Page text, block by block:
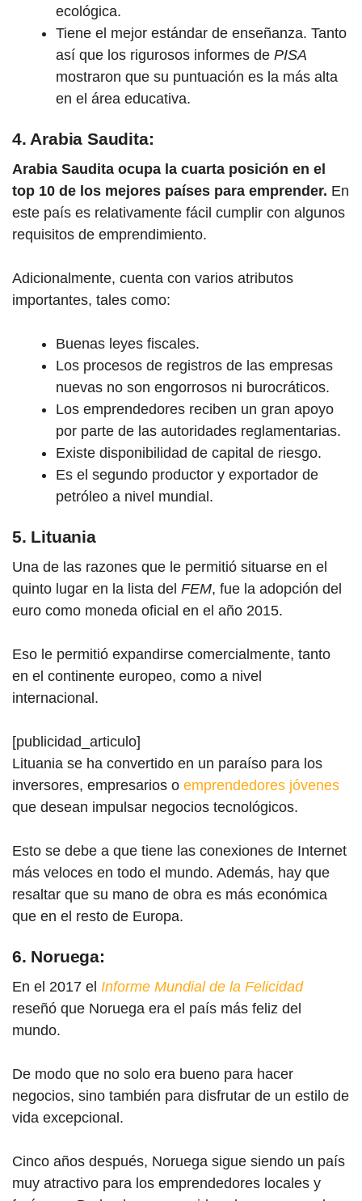
ecológica.
Tiene el mejor estándar de enseñanza. Tanto
así que los rigurosos informes de PISA
mostraron que su puntuación es la más alta
en el área educativa.
4. Arabia Saudita:
Arabia Saudita ocupa la cuarta posición en el
top 10 de los mejores países para emprender. En
este país es relativamente fácil cumplir con algunos
requisitos de emprendimiento.
Adicionalmente, cuenta con varios atributos
importantes, tales como:
Buenas leyes fiscales.
Los procesos de registros de las empresas
nuevas no son engorrosos ni burocráticos.
Los emprendedores reciben un gran apoyo
por parte de las autoridades reglamentarias.
Existe disponibilidad de capital de riesgo.
Es el segundo productor y exportador de
petróleo a nivel mundial.
5. Lituania
Una de las razones que le permitió situarse en el
quinto lugar en la lista del FEM, fue la adopción del
euro como moneda oficial en el año 2015.
Eso le permitió expandirse comercialmente, tanto
en el continente europeo, como a nivel
internacional.
[publicidad_articulo]
Lituania se ha convertido en un paraíso para los
inversores, empresarios o emprendedores jóvenes
que desean impulsar negocios tecnológicos.
Esto se debe a que tiene las conexiones de Internet
más veloces en todo el mundo. Además, hay que
resaltar que su mano de obra es más económica
que en el resto de Europa.
6. Noruega:
En el 2017 el Informe Mundial de la Felicidad
reseñó que Noruega era el país más feliz del
mundo.
De modo que no solo era bueno para hacer
negocios, sino también para disfrutar de un estilo de
vida excepcional.
Cinco años después, Noruega sigue siendo un país
muy atractivo para los emprendedores locales y